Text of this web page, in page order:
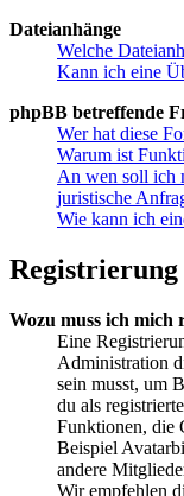
Dateianhänge
Welche
Kann ich eine
phpBB betreffende
Wer hat diese
Warum ist
An wen soll ich
juristische
Wie kann ich
Wozu muss ich mich
Eine
Administration
sein musst, um
du als
Funktionen, die
Beispiel
andere
Wir empfehlen